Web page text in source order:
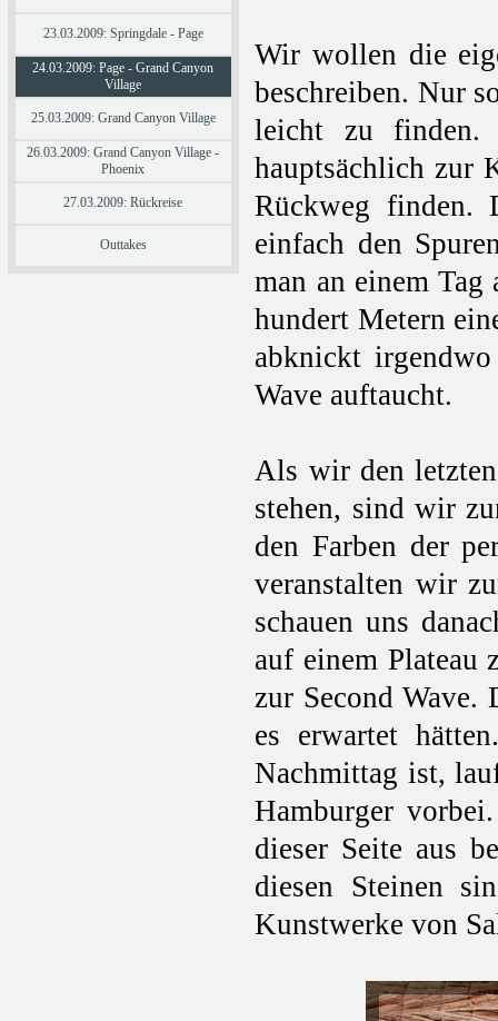
23.03.2009: Springdale - Page
24.03.2009: Page - Grand Canyon
Village
25.03.2009: Grand Canyon Village
26.03.2009: Grand Canyon Village -
Phoenix
27.03.2009: Rückreise
Outtakes
Wir wollen die
beschreiben. Nur
leicht zu finden.
hauptsächlich zur
Rückweg finden.
einfach den
man an einem
hundert Metern
abknickt
Wave auftaucht.
Als wir den
stehen, sind wir
den Farben der
veranstalten wir
schauen uns
auf einem Plateau
zur Second Wave.
es erwartet
Nachmittag ist,
Hamburger
dieser Seite aus
diesen Steinen
Kunstwerke von